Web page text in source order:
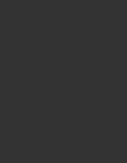
ножек
оборудования на
дополнительным